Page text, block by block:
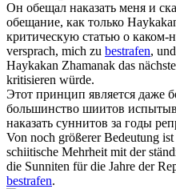
Он обещал наказать меня и
обещание, как только
критическую статью о каком-
versprach, mich zu bestrafen,
Haykakan Zhamanak das
kritisieren würde.
Этот принцип является даже
большинство шиитов
наказать суннитов за годы
Von noch größerer Bedeutung
schiitische Mehrheit mit der
die Sunniten für die Jahre der
bestrafen.